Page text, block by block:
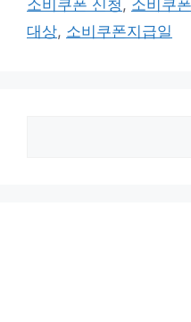
소비쿠폰 신청 , 소비쿠
대상, 소비쿠폰지급일